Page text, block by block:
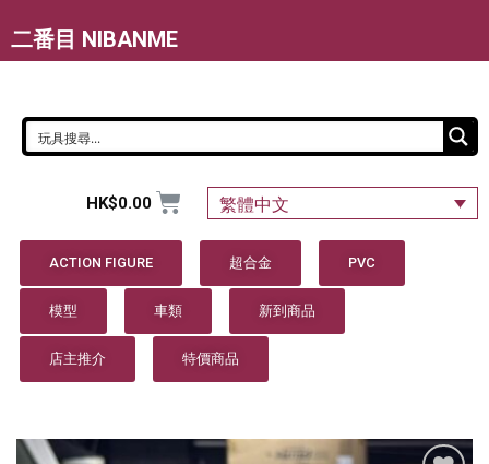
二番目 NIBANME
HK$0.00 繁體中文
ACTION FIGURE 超合金 PVC
模型 車類 新到商品
店主推介 特價商品